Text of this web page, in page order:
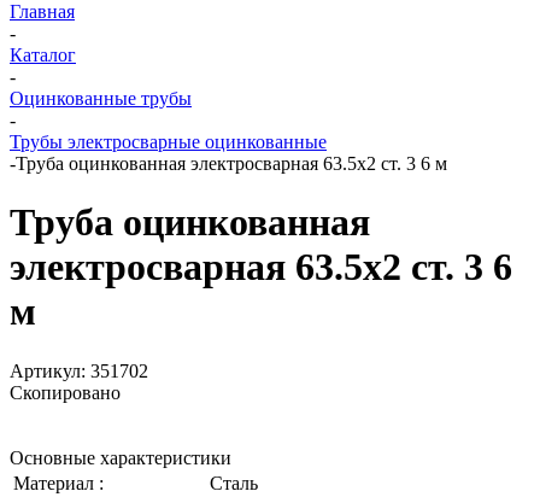
Главная
-
Каталог
-
Оцинкованные трубы
-
Трубы электросварные оцинкованные
-Труба оцинкованная электросварная 63.5х2 ст. 3 6 м
Труба оцинкованная
электросварная 63.5х2 ст. 3 6
м
Артикул: 351702
Скопировано
Основные характеристики
Материал :
Сталь